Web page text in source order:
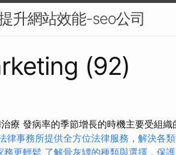
升網站效能-seo公司
(92)
療 發病率的季節增長的時機主要受組
律事務所提供全方位法律服務，解決各
務更輕鬆 了解骨灰罈的種類與選擇，保